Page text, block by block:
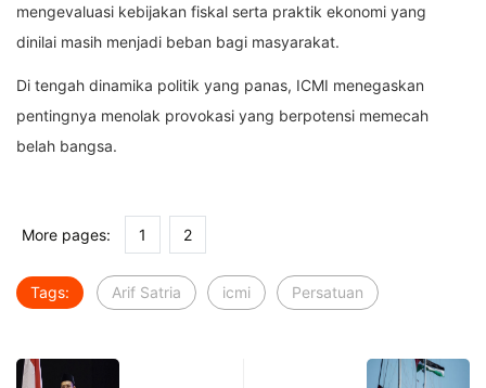
mengevaluasi kebijakan fiskal serta praktik ekonomi yang
dinilai masih menjadi beban bagi masyarakat.
Di tengah dinamika politik yang panas, ICMI menegaskan
pentingnya menolak provokasi yang berpotensi memecah
belah bangsa.
More pages: 1 2
Tags: Arif Satria icmi Persatuan